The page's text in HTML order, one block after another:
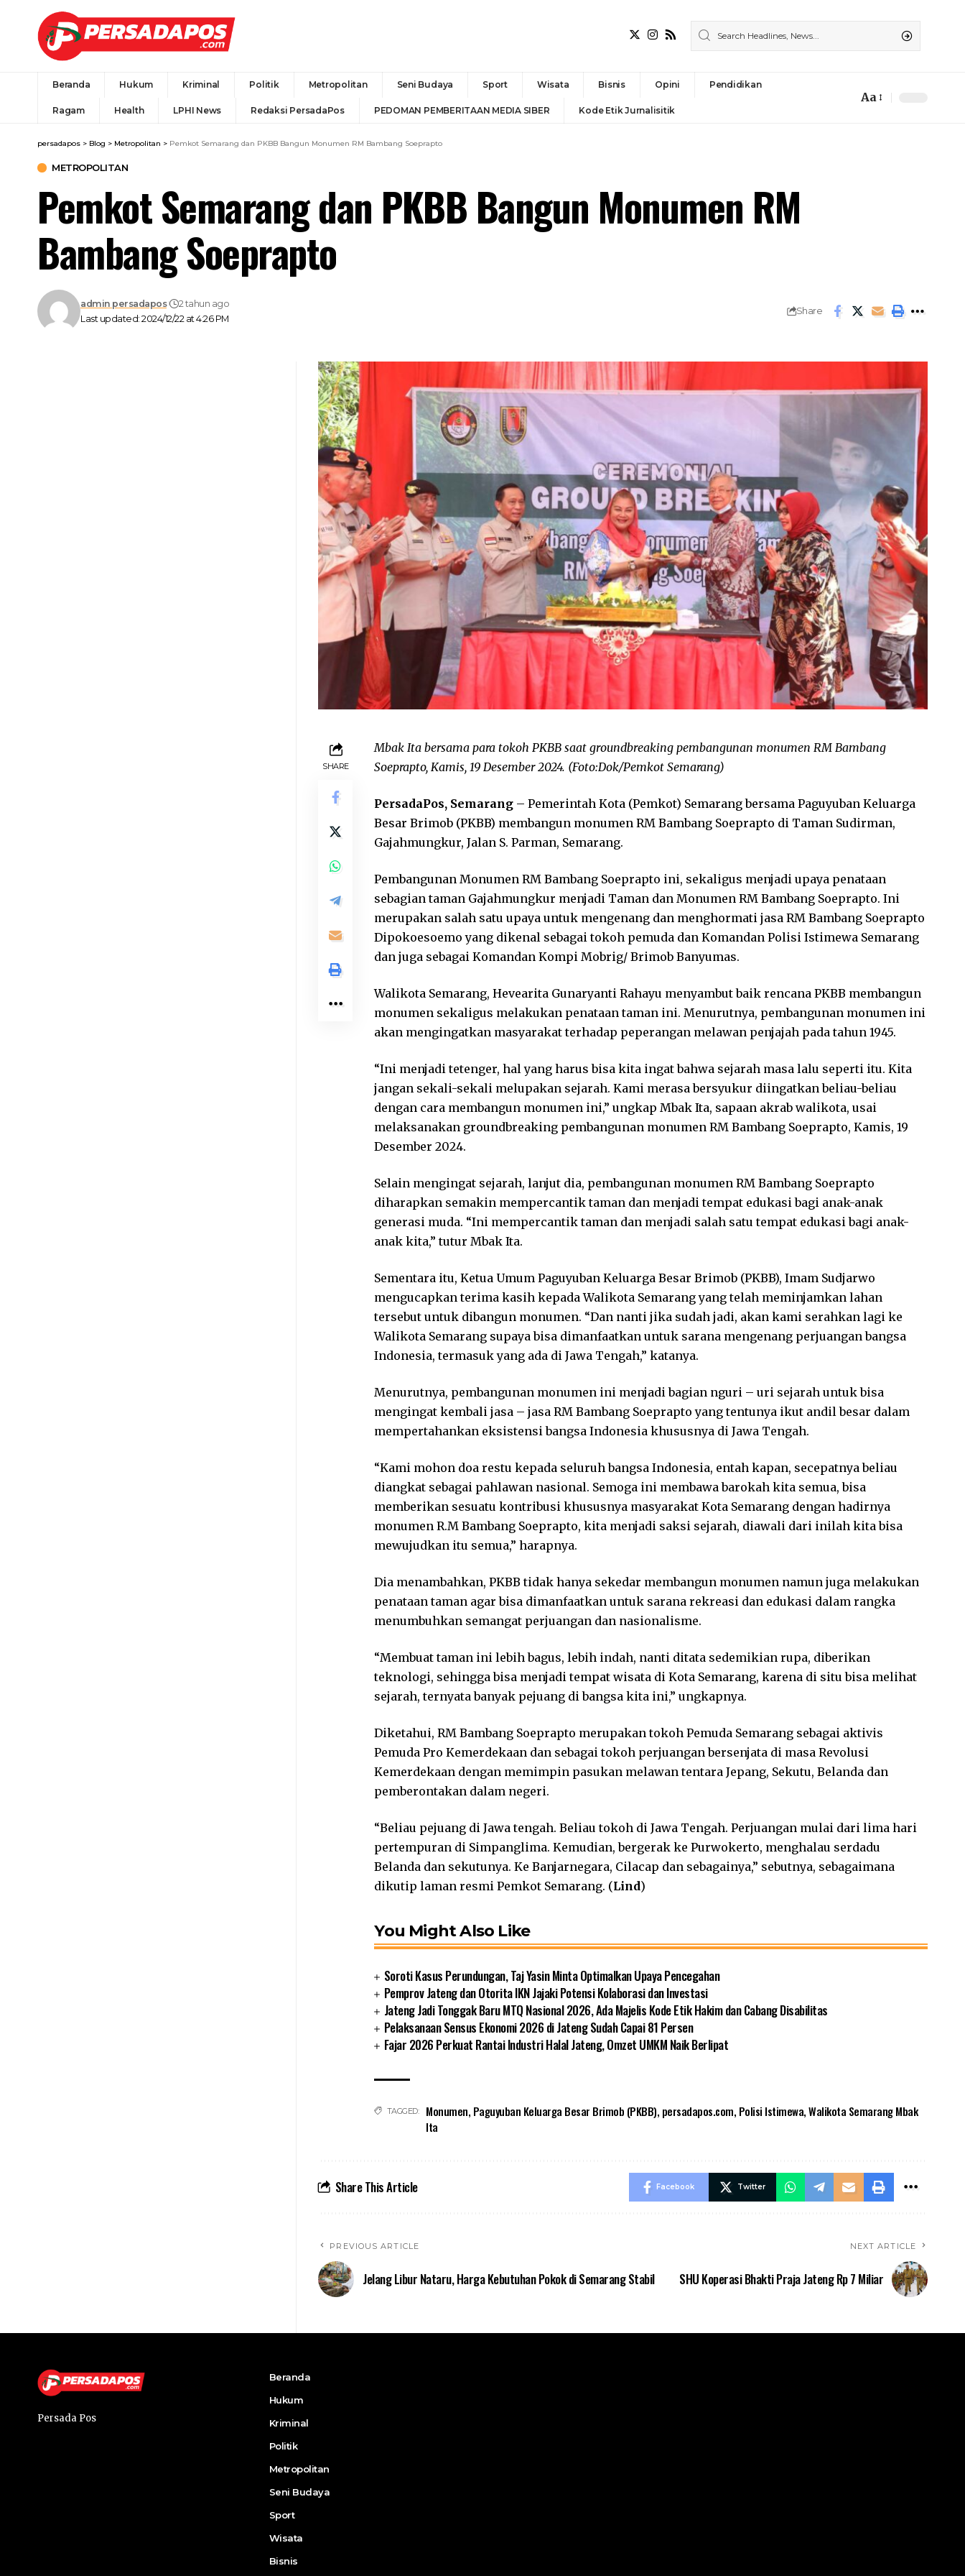
Beranda Hukum Kriminal Politik Metropolitan Seni Budaya Sport Wisata Bisnis Opini Pendidikan
Ragam Health LPHI News Redaksi PersadaPos PEDOMAN PEMBERITAAN MEDIA SIBER Kode Etik Jurnalisitik
Aa
persadapos > Blog > Metropolitan > Pemkot Semarang dan PKBB Bangun Monumen RM Bambang Soeprapto
METROPOLITAN
Pemkot Semarang dan PKBB Bangun Monumen RM
Bambang Soeprapto
Last updated: 2024/12/22 at 4:26 PM
admin persadapos 2 tahun ago
Share
SHARE
Mbak Ita bersama para tokoh PKBB saat groundbreaking pembangunan monumen RM Bambang
Soeprapto, Kamis, 19 Desember 2024. (Foto:Dok/Pemkot Semarang)
PersadaPos, Semarang – Pemerintah Kota (Pemkot) Semarang bersama Paguyuban Keluarga
Besar Brimob (PKBB) membangun monumen RM Bambang Soeprapto di Taman Sudirman,
Gajahmungkur, Jalan S. Parman, Semarang.
Pembangunan Monumen RM Bambang Soeprapto ini, sekaligus menjadi upaya penataan
sebagian taman Gajahmungkur menjadi Taman dan Monumen RM Bambang Soeprapto. Ini
merupakan salah satu upaya untuk mengenang dan menghormati jasa RM Bambang Soeprapto
Dipokoesoemo yang dikenal sebagai tokoh pemuda dan Komandan Polisi Istimewa Semarang
dan juga sebagai Komandan Kompi Mobrig/ Brimob Banyumas.
Walikota Semarang, Hevearita Gunaryanti Rahayu menyambut baik rencana PKBB membangun
monumen sekaligus melakukan penataan taman ini. Menurutnya, pembangunan monumen ini
akan mengingatkan masyarakat terhadap peperangan melawan penjajah pada tahun 1945.
“Ini menjadi tetenger, hal yang harus bisa kita ingat bahwa sejarah masa lalu seperti itu. Kita
jangan sekali-sekali melupakan sejarah. Kami merasa bersyukur diingatkan beliau-beliau
dengan cara membangun monumen ini,” ungkap Mbak Ita, sapaan akrab walikota, usai
melaksanakan groundbreaking pembangunan monumen RM Bambang Soeprapto, Kamis, 19
Desember 2024.
Selain mengingat sejarah, lanjut dia, pembangunan monumen RM Bambang Soeprapto
diharapkan semakin mempercantik taman dan menjadi tempat edukasi bagi anak-anak
generasi muda. “Ini mempercantik taman dan menjadi salah satu tempat edukasi bagi anak-
anak kita,” tutur Mbak Ita.
Sementara itu, Ketua Umum Paguyuban Keluarga Besar Brimob (PKBB), Imam Sudjarwo
mengucapkan terima kasih kepada Walikota Semarang yang telah meminjamkan lahan
tersebut untuk dibangun monumen. “Dan nanti jika sudah jadi, akan kami serahkan lagi ke
Walikota Semarang supaya bisa dimanfaatkan untuk sarana mengenang perjuangan bangsa
Indonesia, termasuk yang ada di Jawa Tengah,” katanya.
Menurutnya, pembangunan monumen ini menjadi bagian nguri – uri sejarah untuk bisa
mengingat kembali jasa – jasa RM Bambang Soeprapto yang tentunya ikut andil besar dalam
mempertahankan eksistensi bangsa Indonesia khususnya di Jawa Tengah.
“Kami mohon doa restu kepada seluruh bangsa Indonesia, entah kapan, secepatnya beliau
diangkat sebagai pahlawan nasional. Semoga ini membawa barokah kita semua, bisa
memberikan sesuatu kontribusi khususnya masyarakat Kota Semarang dengan hadirnya
monumen R.M Bambang Soeprapto, kita menjadi saksi sejarah, diawali dari inilah kita bisa
mewujudkan itu semua,” harapnya.
Dia menambahkan, PKBB tidak hanya sekedar membangun monumen namun juga melakukan
penataan taman agar bisa dimanfaatkan untuk sarana rekreasi dan edukasi dalam rangka
menumbuhkan semangat perjuangan dan nasionalisme.
“Membuat taman ini lebih bagus, lebih indah, nanti ditata sedemikian rupa, diberikan
teknologi, sehingga bisa menjadi tempat wisata di Kota Semarang, karena di situ bisa melihat
sejarah, ternyata banyak pejuang di bangsa kita ini,” ungkapnya.
Diketahui, RM Bambang Soeprapto merupakan tokoh Pemuda Semarang sebagai aktivis
Pemuda Pro Kemerdekaan dan sebagai tokoh perjuangan bersenjata di masa Revolusi
Kemerdekaan dengan memimpin pasukan melawan tentara Jepang, Sekutu, Belanda dan
pemberontakan dalam negeri.
“Beliau pejuang di Jawa tengah. Beliau tokoh di Jawa Tengah. Perjuangan mulai dari lima hari
pertempuran di Simpanglima. Kemudian, bergerak ke Purwokerto, menghalau serdadu
Belanda dan sekutunya. Ke Banjarnegara, Cilacap dan sebagainya,” sebutnya, sebagaimana
dikutip laman resmi Pemkot Semarang. (Lind)
You Might Also Like
Soroti Kasus Perundungan, Taj Yasin Minta Optimalkan Upaya Pencegahan
Pemprov Jateng dan Otorita IKN Jajaki Potensi Kolaborasi dan Investasi
Jateng Jadi Tonggak Baru MTQ Nasional 2026, Ada Majelis Kode Etik Hakim dan Cabang Disabilitas
Pelaksanaan Sensus Ekonomi 2026 di Jateng Sudah Capai 81 Persen
Fajar 2026 Perkuat Rantai Industri Halal Jateng, Omzet UMKM Naik Berlipat
TAGGED: Monumen, Paguyuban Keluarga Besar Brimob (PKBB), persadapos.com, Polisi Istimewa,Walikota Semarang Mbak
Ita
Share This Article Facebook Twitter
PREVIOUS ARTICLE
Jelang Libur Nataru, Harga Kebutuhan Pokok di Semarang Stabil
NEXT ARTICLE
SHU Koperasi Bhakti Praja Jateng Rp 7 Miliar
Persada Pos
Beranda
Hukum
Kriminal
Politik
Metropolitan
Seni Budaya
Sport
Wisata
Bisnis